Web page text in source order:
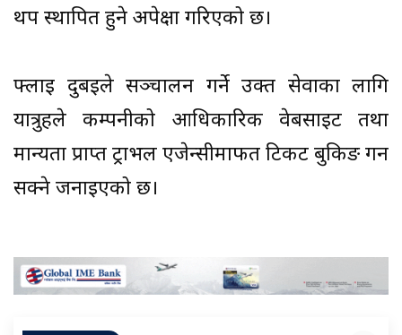
थप स्थापित हुने अपेक्षा गरिएको छ।
फ्लाई दुबईले सञ्चालन गर्ने उक्त सेवाका लागि
यात्रुहले कम्पनीको आधिकारिक वेबसाइट तथा
मान्यता प्राप्त ट्राभल एजेन्सीमार्फत टिकट बुकिङ गर्न
सक्ने जनाइएको छ।